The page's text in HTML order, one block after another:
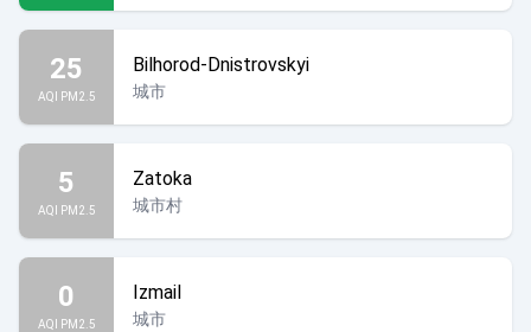
25
AQI PM2.5
Bilhorod-Dnistrovskyi
城市
5
AQI PM2.5
Zatoka
城市村
0
AQI PM2.5
Izmail
城市